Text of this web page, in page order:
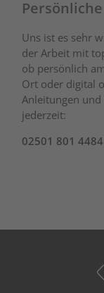
Uns ist es sehr
der Arbeit mit
ob persönlich
Ort oder digital
Anleitungen
jederzeit:
02501 801 4484